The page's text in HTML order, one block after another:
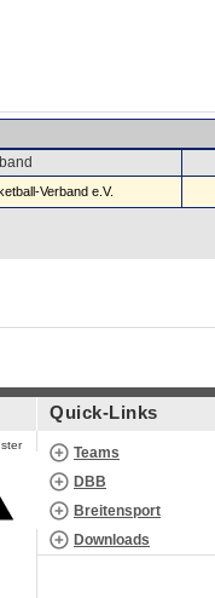
Verband e.V.
Quick-Links
Teams
DBB
Breitensport
Downloads